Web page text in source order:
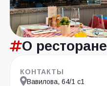
О ресторане
КОНТАКТЫ
Вавилова, 64/1 с1